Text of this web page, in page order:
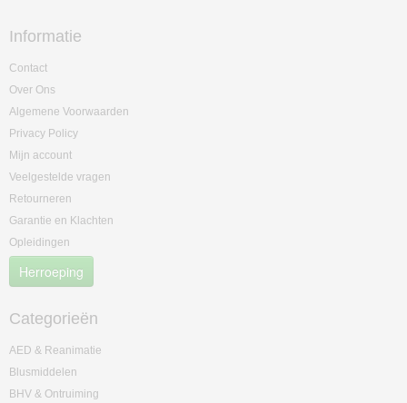
Informatie
Contact
Over Ons
Algemene Voorwaarden
Privacy Policy
Mijn account
Veelgestelde vragen
Retourneren
Garantie en Klachten
Opleidingen
Herroeping
Categorieën
AED & Reanimatie
Blusmiddelen
BHV & Ontruiming